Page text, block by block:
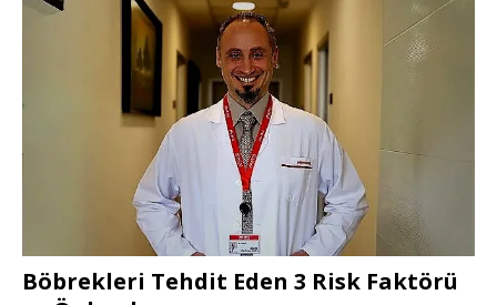
Böbrekleri Tehdit Eden 3 Risk Faktörü